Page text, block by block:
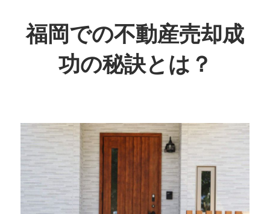
ン
テ
キ
プ
福岡での不動産売却成
功の秘訣とは？
で
理
想
の
売